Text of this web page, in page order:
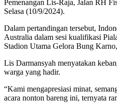
Pemenangan Lis-Raja, Jalan RH
Selasa (10/9/2024).
Dalam pertandingan tersebut,
Australia dalam sesi kualifikasi
Stadion Utama Gelora Bung
Lis Darmansyah menyatakan
warga yang hadir.
“Kami mengapresiasi minat,
acara nonton bareng ini, ternyata